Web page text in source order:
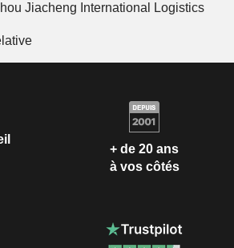
Jiacheng International Logistics
+ de 20 ans
à vos côtés